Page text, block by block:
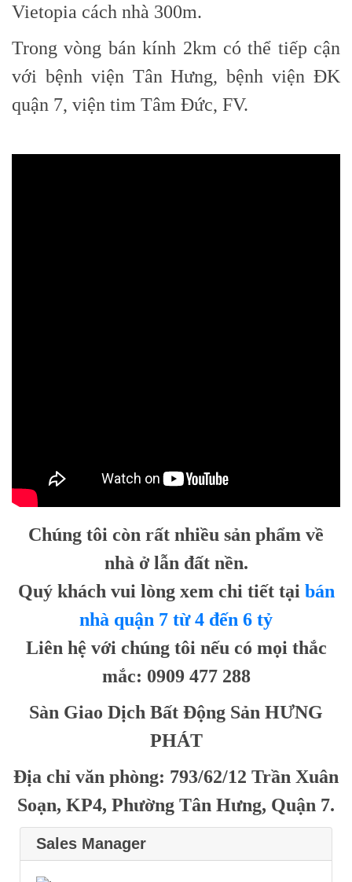
Vietopia cách nhà 300m.
Trong vòng bán kính 2km có thể tiếp cận
với bệnh viện Tân Hưng, bệnh viện ĐK
quận 7, viện tim Tâm Đức, FV.
Chúng tôi còn rất nhiều sản phẩm về
nhà ở lẫn đất nền.
Quý khách vui lòng xem chi tiết tại bán
nhà quận 7 từ 4 đến 6 tỷ
Liên hệ với chúng tôi nếu có mọi thắc
mắc: 0909 477 288
Sàn Giao Dịch Bất Động Sản HƯNG
PHÁT
Địa chỉ văn phòng: 793/62/12 Trần Xuân
Soạn, KP4, Phường Tân Hưng, Quận 7.
Sales Manager